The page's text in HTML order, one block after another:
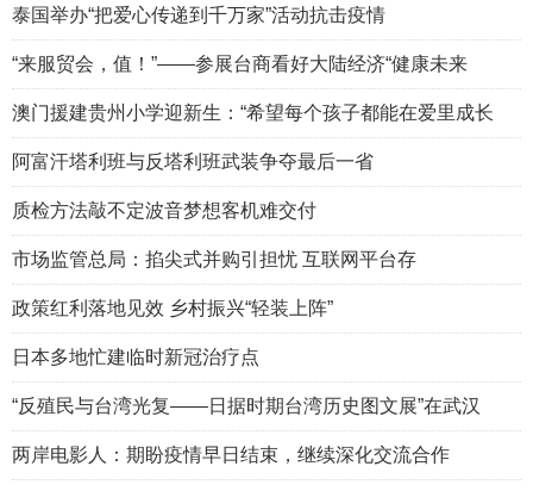
泰国举办“把爱心传递到千万家”活动抗击疫情
“来服贸会，值！”——参展台商看好大陆经济“健康未来
澳门援建贵州小学迎新生：“希望每个孩子都能在爱里成长
阿富汗塔利班与反塔利班武装争夺最后一省
质检方法敲不定波音梦想客机难交付
市场监管总局：掐尖式并购引担忧 互联网平台存
政策红利落地见效 乡村振兴“轻装上阵”
日本多地忙建临时新冠治疗点
“反殖民与台湾光复——日据时期台湾历史图文展”在武汉
两岸电影人：期盼疫情早日结束，继续深化交流合作